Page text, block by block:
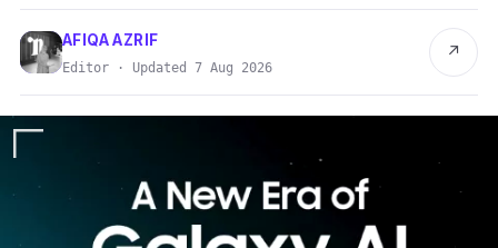
AFIQA AZRIF
Editor · Updated 7 Aug 2026
↗